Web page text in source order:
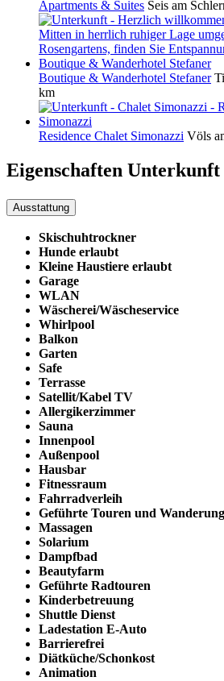
Apartments & Suites Seis am
Boutique & Wanderhotel Stefaner
km
Residence Chalet Simonazzi Völs
Eigenschaften Unterkunft
Ausstattung
Skischuhtrockner
Hunde erlaubt
Kleine Haustiere erlaubt
Garage
WLAN
Wäscherei/Wäscheservice
Whirlpool
Balkon
Garten
Safe
Terrasse
Satellit/Kabel TV
Allergikerzimmer
Sauna
Innenpool
Außenpool
Hausbar
Fitnessraum
Fahrradverleih
Geführte Touren und
Massagen
Solarium
Dampfbad
Beautyfarm
Geführte Radtouren
Kinderbetreuung
Shuttle Dienst
Ladestation E-Auto
Barrierefrei
Diätküche/Schonkost
Animation